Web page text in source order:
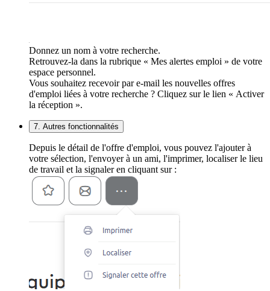
Donnez un nom à votre recherche.
Retrouvez-la dans la rubrique « Mes alertes emploi » de votre
espace personnel.
Vous souhaitez recevoir par e-mail les nouvelles offres
d'emploi liées à votre recherche ? Cliquez sur le lien « Activer
la réception ».
7. Autres fonctionnalités
Depuis le détail de l'offre d'emploi, vous pouvez l'ajouter à
votre sélection, l'envoyer à un ami, l'imprimer, localiser le lieu
de travail et la signaler en cliquant sur :